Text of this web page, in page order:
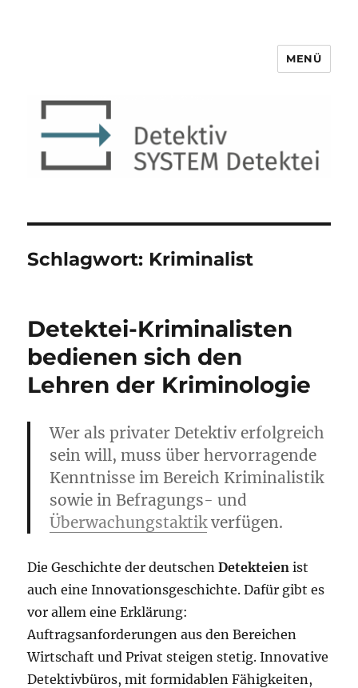
Detektiv SYSTEM Detektei ®
MENÜ
Schlagwort: Kriminalist
Detektei-Kriminalisten
bedienen sich den
Lehren der Kriminologie
Wer als privater Detektiv erfolgreich
sein will, muss über hervorragende
Kenntnisse im Bereich Kriminalistik
sowie in Befragungs- und
Überwachungstaktikverfügen.
Die Geschichte der deutschenDetekteien ist
auch eine Innovationsgeschichte. Dafür gibt es
vor allem eine Erklärung:
Auftragsanforderungen aus den Bereichen
Wirtschaft und Privat steigen stetig. Innovative
Detektivbüros, mit formidablen Fähigkeiten,